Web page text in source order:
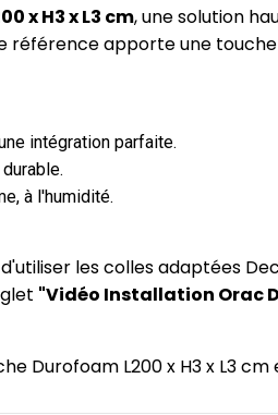
x H3 x L3 cm, une solution
apporte une
intégration parfaite.
à l'humidité.
les colles adaptées
"Vidéo Installation Orac
Durofoam L200 x H3 x L3